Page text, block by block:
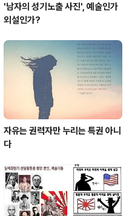
'남자의 성기노출 사진', 예술인가
외설인가?
자유는 권력자만 누리는 특권 아니
다